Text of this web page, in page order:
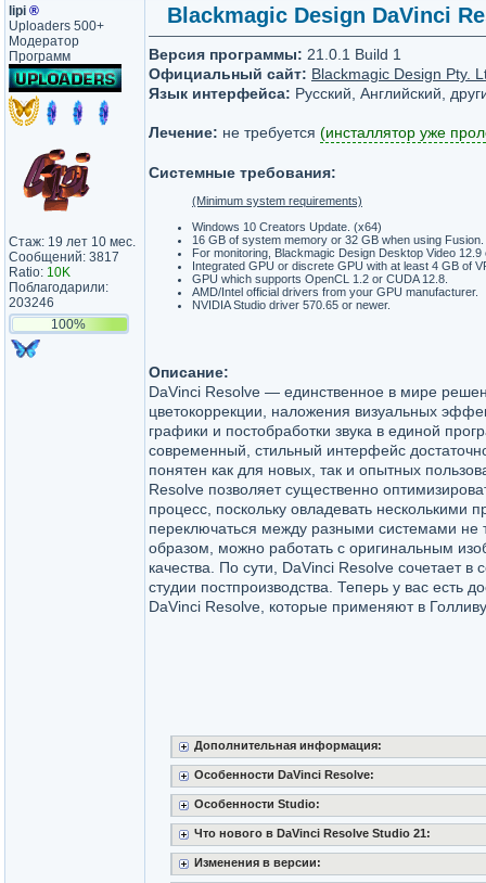
lipi ®
Uploaders 500+
Модератор
Программ
Стаж: 19 лет 10 мес.
Сообщений: 3817
Ratio: 10K
Поблагодарили:
203246
100%
Blackmagic Design DaVinci
Версия программы: 21.0.1 Build 1
Официальный сайт: Blackmagic Design Pty.
Язык интерфейса: Русский, Английский,
Лечение: не требуется (инсталлятор уже
Системные требования:
(Minimum system requirements)
Windows 10 Creators Update. (x64)
16 GB of system memory or 32 GB when using Fusion.
For monitoring, Blackmagic Design Desktop Video 12.9
Integrated GPU or discrete GPU with at least 4 GB of
GPU which supports OpenCL 1.2 or CUDA 12.8.
AMD/Intel official drivers from your GPU manufacturer.
NVIDIA Studio driver 570.65 or newer.
Описание:
DaVinci Resolve — единственное в мире
цветокоррекции, наложения визуальных
графики и постобработки звука в единой
современный, стильный интерфейс
понятен как для новых, так и опытных
Resolve позволяет существенно
процесс, поскольку овладевать несколькими
переключаться между разными системами не
образом, можно работать с оригинальным
качества. По сути, DaVinci Resolve сочетает в
студии постпроизводства. Теперь у вас есть
DaVinci Resolve, которые применяют в
Дополнительная информация:
Особенности DaVinci Resolve:
Особенности Studio:
Что нового в DaVinci Resolve Studio 21:
Изменения в версии: